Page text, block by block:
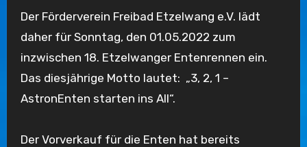
Der Förderverein Freibad Etzelwang e.V. lädt
daher für Sonntag, den 01.05.2022 zum
inzwischen 18. Etzelwanger Entenrennen ein.
Das diesjährige Motto lautet: „3, 2, 1 –
AstronEnten starten ins All“.
Der Vorverkauf für die Enten hat bereits